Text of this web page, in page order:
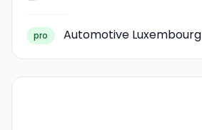
pro Automotive Luxembourg